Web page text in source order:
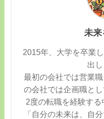
未来
2015年、大学を卒業
出し
最初の会社では営業
の会社では企画職と
2度の転職を経験す
「自分の未来は、自